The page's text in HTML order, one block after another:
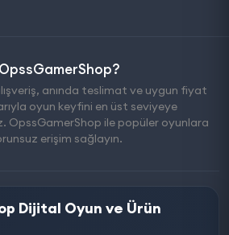
anında teslimat ve uygun fiyat
oyun keyfini en üst seviyeye
OpssGamerShop ile popüler oyunlara
erişim sağlayın.
Dijital Oyun ve Ürün